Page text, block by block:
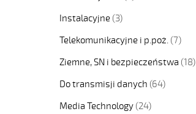
Instalacyjne (3)
Telekomunikacyjne i p.poż. (7)
Ziemne, SN i bezpieczeństwa (18)
Do transmisji danych (64)
Media Technology (24)